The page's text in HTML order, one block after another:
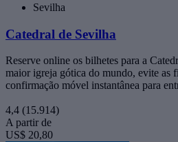
Sevilha
Catedral de Sevilha
Reserve online os bilhetes para a
maior igreja gótica do mundo, evite as
confirmação móvel instantânea para
4,4 (15.914)
A partir de
US$ 20,80